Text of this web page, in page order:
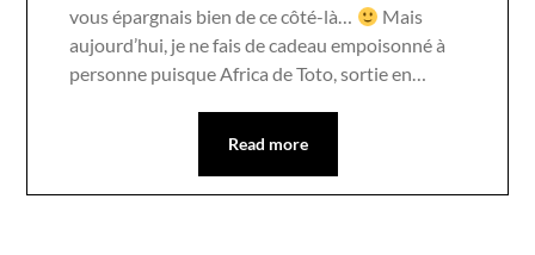
vous épargnais bien de ce côté-là…
Mais
aujourd’hui, je ne fais de cadeau empoisonné à
personne puisque Africa de Toto, sortie en…
Read more